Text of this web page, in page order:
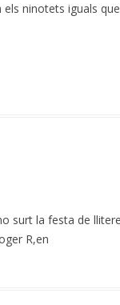
ninotets iguals
surt la festa de
R,en